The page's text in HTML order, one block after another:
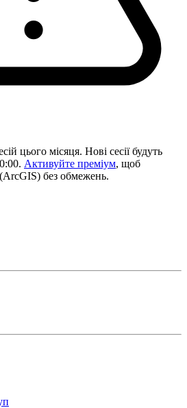
цього місяця. Нові сесії будуть
Активуйте преміум, щоб
без обмежень.